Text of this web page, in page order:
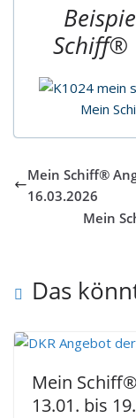
Schiff®
Mein
Mein Schiff®
16.03.2026
Mein
Das
Mein
13.01. bis